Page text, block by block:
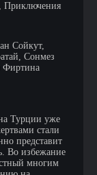
Приключения
Сойкут,
Сонмез
Фиртина
Турции уже
стали
представит
Во избежание
многим